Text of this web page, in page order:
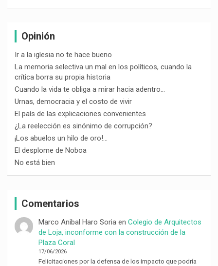
Opinión
Ir a la iglesia no te hace bueno
La memoria selectiva un mal en los políticos, cuando la
crítica borra su propia historia
Cuando la vida te obliga a mirar hacia adentro…
Urnas, democracia y el costo de vivir
El país de las explicaciones convenientes
¿La reelección es sinónimo de corrupción?
¡Los abuelos un hilo de oro!…
El desplome de Noboa
No está bien
Comentarios
Marco Anibal Haro Soriaen Colegio de Arquitectos
de Loja, inconforme con la construcción de la
Plaza Coral
17/06/2026
Felicitaciones por la defensa de los impacto que podría